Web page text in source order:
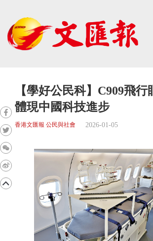
【學好公民科】C909飛行
體現中國科技進步
香港文匯報 公民與社會 2026-01-05